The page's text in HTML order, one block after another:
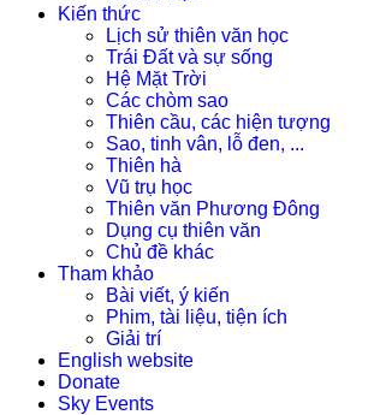
Kiến thức
Lịch sử thiên văn học
Trái Đất và sự sống
Hệ Mặt Trời
Các chòm sao
Thiên cầu, các hiện tượng
Sao, tinh vân, lỗ đen, ...
Thiên hà
Vũ trụ học
Thiên văn Phương Đông
Dụng cụ thiên văn
Chủ đề khác
Tham khảo
Bài viết, ý kiến
Phim, tài liệu, tiện ích
Giải trí
English website
Donate
Sky Events